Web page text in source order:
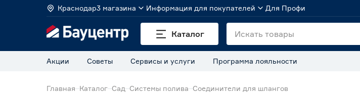
Краснодар3 магазина Информация для покупателей Для Профи
Каталог
Акции Советы Сервисы и услуги Программа лояльности
Главная Каталог Сад Системы полива Соединители для шлангов